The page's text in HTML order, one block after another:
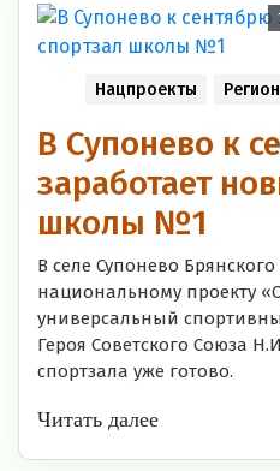
Нацпроекты Регион
В Супонево к
заработает
школы №1
В селе Супонево
национальному проекту
универсальный
Героя Советского Союза
спортзала уже готово.
Читать далее